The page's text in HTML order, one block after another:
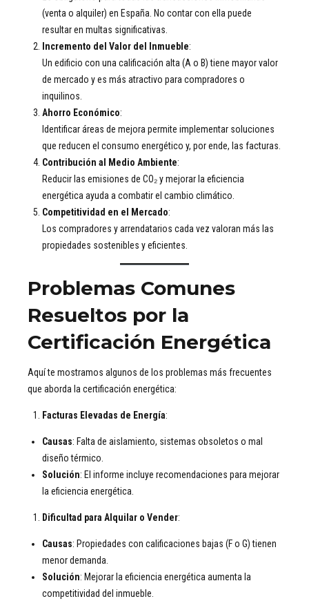
(venta o alquiler) en España. No contar con ella puede
resultar en multas significativas.
Incremento del Valor del Inmueble:
Un edificio con una calificación alta (A o B) tiene mayor valor
de mercado y es más atractivo para compradores o
inquilinos.
Ahorro Económico:
Identificar áreas de mejora permite implementar soluciones
que reducen el consumo energético y, por ende, las facturas.
Contribución al Medio Ambiente:
Reducir las emisiones de CO₂ y mejorar la eficiencia
energética ayuda a combatir el cambio climático.
Competitividad en el Mercado:
Los compradores y arrendatarios cada vez valoran más las
propiedades sostenibles y eficientes.
Problemas Comunes
Resueltos por la
Certificación Energética
Aquí te mostramos algunos de los problemas más frecuentes
que aborda la certificación energética:
Facturas Elevadas de Energía:
Causas: Falta de aislamiento, sistemas obsoletos o mal
diseño térmico.
Solución: El informe incluye recomendaciones para mejorar
la eficiencia energética.
Dificultad para Alquilar o Vender:
Causas: Propiedades con calificaciones bajas (F o G) tienen
menor demanda.
Solución: Mejorar la eficiencia energética aumenta la
competitividad del inmueble.